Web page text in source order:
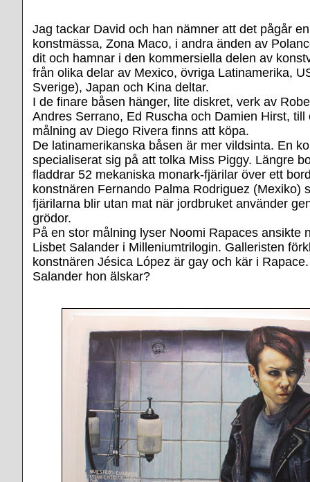
Jag tackar David och han nämner att det pågår
konstmässa, Zona Maco, i andra änden av
dit och hamnar i den kommersiella delen av
från olika delar av Mexico, övriga Latinamerika,
Sverige), Japan och Kina deltar.
I de finare båsen hänger, lite diskret, verk av
Andres Serrano, Ed Ruscha och Damien Hirst, till
målning av Diego Rivera finns att köpa.
De latinamerikanska båsen är mer vildsinta. En
specialiserat sig på att tolka Miss Piggy. Längre
fladdrar 52 mekaniska monark-fjärilar över ett
konstnären Fernando Palma Rodriguez (Mexiko)
fjärilarna blir utan mat när jordbruket använder
grödor.
På en stor målning lyser Noomi Rapaces ansikte
Lisbet Salander i Milleniumtrilogin. Galleristen
konstnären Jésica López är gay och kär i
Salander hon älskar?